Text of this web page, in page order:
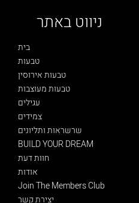
ניווט באתר
בית
טבעות
טבעות אירוסין
טבעות מעוצבות
עגילים
צמידים
שרשראות ותליונים
BUILD YOUR DREAM
חוות דעת
אודות
Join The Members Club
יצירת קשר